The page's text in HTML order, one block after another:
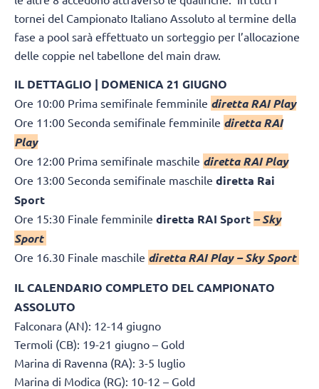
tornei del Campionato Italiano Assoluto al termine della
fase a pool sarà effettuato un sorteggio per l’allocazione
delle coppie nel tabellone del main draw.
IL DETTAGLIO | DOMENICA 21 GIUGNO
Ore 10:00 Prima semifinale femminile diretta RAI Play
Ore 11:00 Seconda semifinale femminile diretta RAI
Play
Ore 12:00 Prima semifinale maschile diretta RAI Play
Ore 13:00 Seconda semifinale maschile diretta Rai
Sport
Ore 15:30 Finale femminile diretta RAI Sport – Sky
Sport
Ore 16.30 Finale maschile diretta RAI Play – Sky Sport
IL CALENDARIO COMPLETO DEL CAMPIONATO
ASSOLUTO
Falconara (AN): 12-14 giugno
Termoli (CB): 19-21 giugno – Gold
Marina di Ravenna (RA): 3-5 luglio
Marina di Modica (RG): 10-12 – Gold